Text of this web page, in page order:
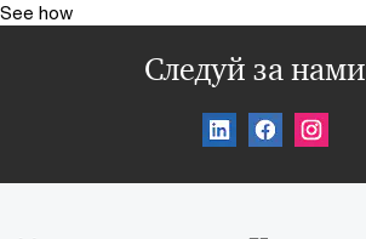
See how
Следуй за нами